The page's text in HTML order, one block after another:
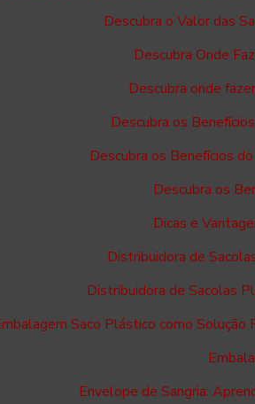
Descubra o Valor das
Descubra Onde
Descubra onde
Descubra os
Descubra os Benefícios
Descubra os
Dicas e
Distribuidora de
Distribuidora de Sacolas
Saco Plástico como Solução
Envelope de Sangria: